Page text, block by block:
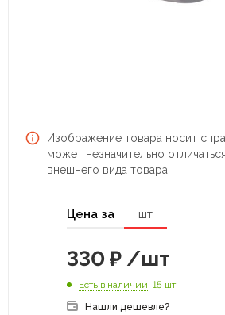
Изображение товара носит
может незначительно
внешнего вида товара.
Цена за шт
330 ₽ /шт
Есть в наличии: 15 шт
Нашли дешевле?